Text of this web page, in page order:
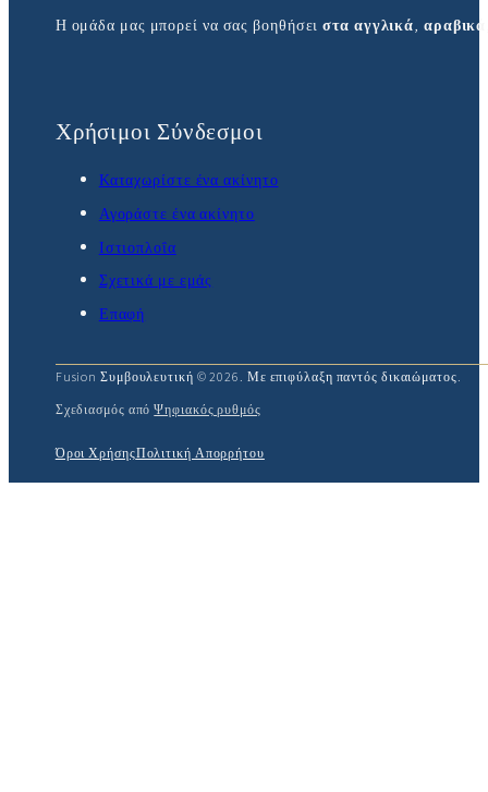
Η ομάδα μας μπορεί να σας βοηθήσειστα αγγλικά, αραβικά
Χρήσιμοι Σύνδεσμοι
Καταχωρίστε ένα ακίνητο
Αγοράστε ένα ακίνητο
Ιστιοπλοΐα
Σχετικά με εμάς
Επαφή
Fusion Συμβουλευτική © 2026. Με επιφύλαξη παντός δικαιώματος.
Σχεδιασμός απόΨηφιακός ρυθμός
Όροι ΧρήσηςΠολιτική Απορρήτου